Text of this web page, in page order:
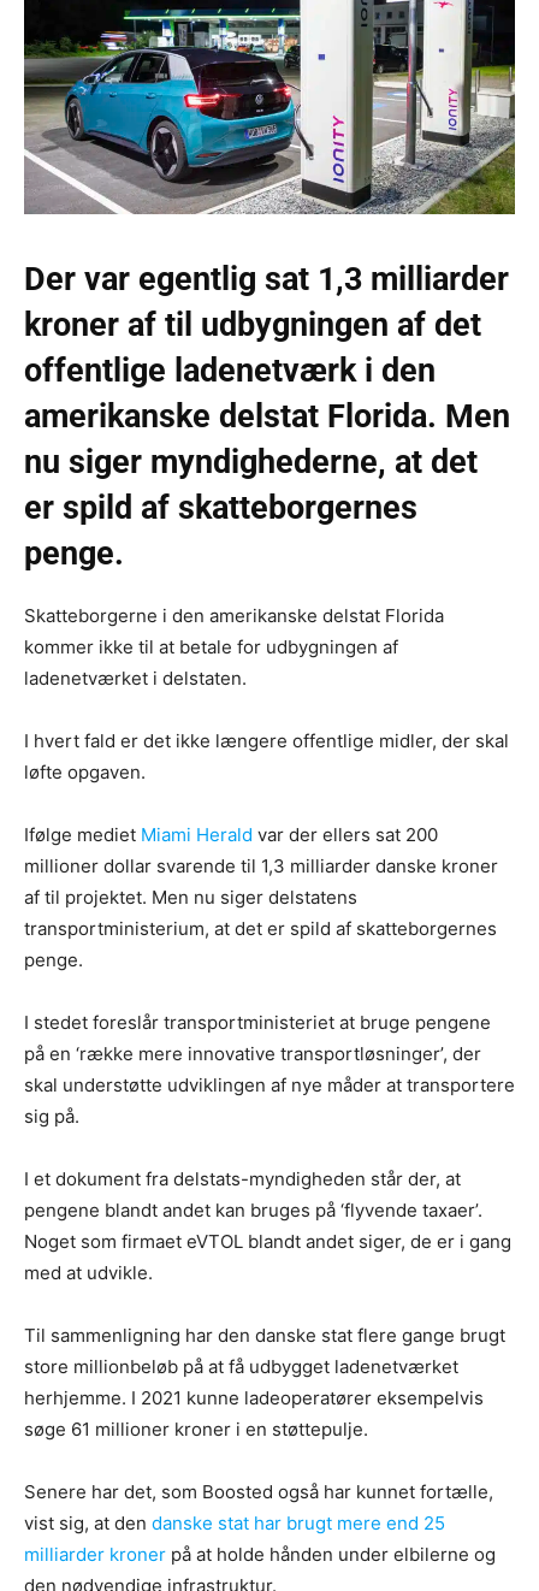
Der var egentlig sat 1,3 milliarder
kroner af til udbygningen af det
offentlige ladenetværk i den
amerikanske delstat Florida. Men
nu siger myndighederne, at det
er spild af skatteborgernes
penge.
Skatteborgerne i den amerikanske delstat Florida
kommer ikke til at betale for udbygningen af
ladenetværket i delstaten.
I hvert fald er det ikke længere offentlige midler, der skal
løfte opgaven.
Ifølge mediet Miami Herald var der ellers sat 200
millioner dollar svarende til 1,3 milliarder danske kroner
af til projektet. Men nu siger delstatens
transportministerium, at det er spild af skatteborgernes
penge.
I stedet foreslår transportministeriet at bruge pengene
på en ‘række mere innovative transportløsninger’, der
skal understøtte udviklingen af nye måder at transportere
sig på.
I et dokument fra delstats-myndigheden står der, at
pengene blandt andet kan bruges på ‘flyvende taxaer’.
Noget som firmaet eVTOL blandt andet siger, de er i gang
med at udvikle.
Til sammenligning har den danske stat flere gange brugt
store millionbeløb på at få udbygget ladenetværket
herhjemme. I 2021 kunne ladeoperatører eksempelvis
søge 61 millioner kroner i en støttepulje.
Senere har det, som Boosted også har kunnet fortælle,
vist sig, at den danske stat har brugt mere end 25
milliarder kroner på at holde hånden under elbilerne og
den nødvendige infrastruktur.